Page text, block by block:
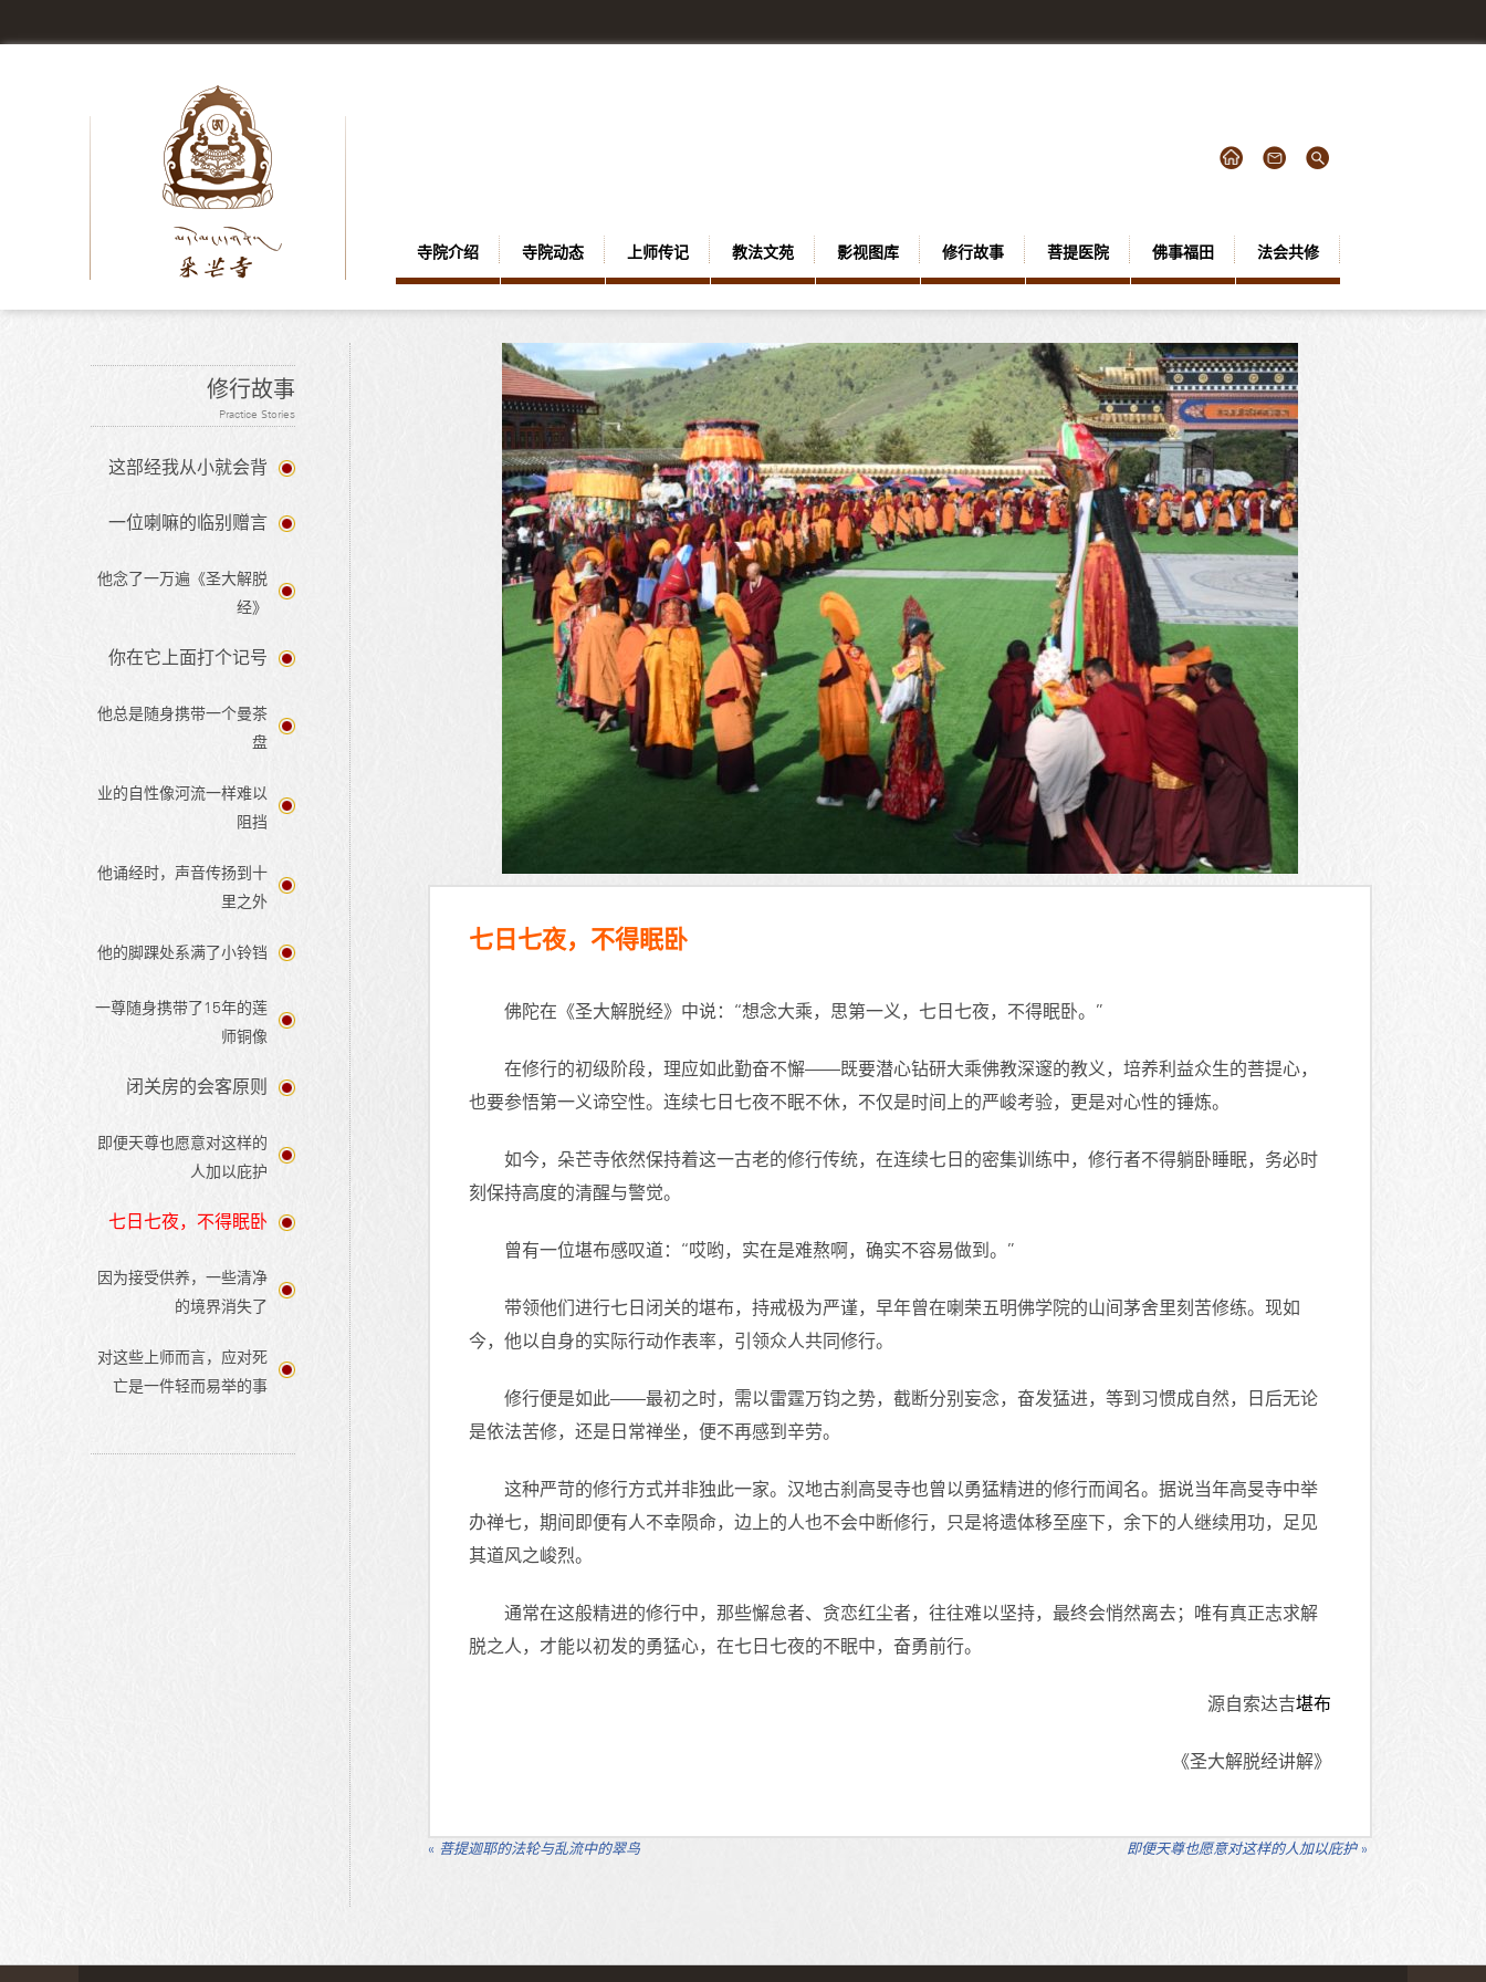
寺院介绍 寺院动态 上师传记 教法文苑 影视图库 修行故事 菩提医院 佛事福田 法会共修
七日七夜，不得眠卧
佛陀在《圣大解脱经》中说：“想念大乘，思第一义，七日七夜，不得眠卧。”
在修行的初级阶段，理应如此勤奋不懈——既要潜心钻研大乘佛教深邃的教义，培养利益众生的菩提心，
也要参悟第一义谛空性。连续七日七夜不眠不休，不仅是时间上的严峻考验，更是对心性的锤炼。
如今，朵芒寺依然保持着这一古老的修行传统，在连续七日的密集训练中，修行者不得躺卧睡眠，务必时
刻保持高度的清醒与警觉。
曾有一位堪布感叹道：“哎哟，实在是难熬啊，确实不容易做到。”
带领他们进行七日闭关的堪布，持戒极为严谨，早年曾在喇荣五明佛学院的山间茅舍里刻苦修练。现如
今，他以自身的实际行动作表率，引领众人共同修行。
修行便是如此——最初之时，需以雷霆万钧之势，截断分别妄念，奋发猛进，等到习惯成自然，日后无论
是依法苦修，还是日常禅坐，便不再感到辛劳。
这种严苛的修行方式并非独此一家。汉地古刹高旻寺也曾以勇猛精进的修行而闻名。据说当年高旻寺中举
办禅七，期间即便有人不幸陨命，边上的人也不会中断修行，只是将遗体移至座下，余下的人继续用功，足见
其道风之峻烈。
通常在这般精进的修行中，那些懈怠者、贪恋红尘者，往往难以坚持，最终会悄然离去；唯有真正志求解
脱之人，才能以初发的勇猛心，在七日七夜的不眠中，奋勇前行。
源自索达吉堪布
《圣大解脱经讲解》
« 菩提迦耶的法轮与乱流中的翠鸟 即便天尊也愿意对这样的人加以庇护 »
修行故事
Practice Stories
这部经我从小就会背
一位喇嘛的临别赠言
他念了一万遍《圣大解脱
经》
你在它上面打个记号
他总是随身携带一个曼茶
盘
业的自性像河流一样难以
阻挡
他诵经时，声音传扬到十
里之外
他的脚踝处系满了小铃铛
一尊随身携带了15年的莲
师铜像
闭关房的会客原则
即便天尊也愿意对这样的
人加以庇护
七日七夜，不得眠卧
因为接受供养，一些清净
的境界消失了
对这些上师而言，应对死
亡是一件轻而易举的事